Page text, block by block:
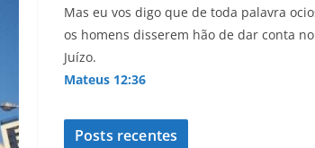
Mas eu vos digo que de toda palavra
os homens disserem hão de dar conta
Juízo.
Mateus 12:36
Posts recentes